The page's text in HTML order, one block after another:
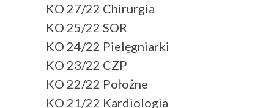
KO 27/22 Chirurgia
KO 25/22 SOR
KO 24/22 Pielęgniarki
KO 23/22 CZP
KO 22/22 Położne
KO 21/22 Kardiologia